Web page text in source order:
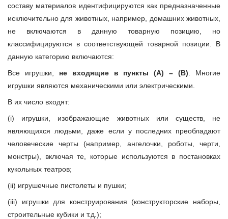
составу материалов идентифицируются как предназначенные
исключительно для животных, например, домашних животных,
не включаются в данную товарную позицию, но
классифицируются в соответствующей товарной позиции. В
данную категорию включаются:
Все игрушки, не входящие в пункты (А) – (В) . Многие
игрушки являются механическими или электрическими.
В их число входят:
(i) игрушки, изображающие животных или существ, не
являющихся людьми, даже если у последних преобладают
человеческие черты (например, ангелочки, роботы, черти,
монстры), включая те, которые используются в постановках
кукольных театров;
(ii) игрушечные пистолеты и пушки;
(iii) игрушки для конструирования (конструкторские наборы,
строительные кубики и т.д.);